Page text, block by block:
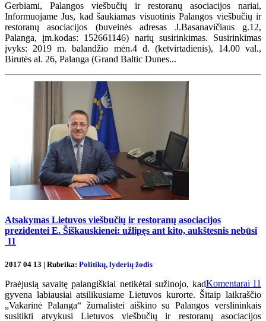
Gerbiami, Palangos viešbučių ir restoranų asociacijos nariai,
Informuojame Jus, kad šaukiamas visuotinis Palangos viešbučių ir
restoranų asociacijos (buveinės adresas J.Basanavičiaus g.12,
Palanga, įm.kodas: 152661146) narių susirinkimas. Susirinkimas
įvyks: 2019 m. balandžio mėn.4 d. (ketvirtadienis), 14.00 val.,
Birutės al. 26, Palanga (Grand Baltic Dunes...
Atsakymas Lietuvos viešbučių ir restoranų asociacijos
prezidentei E. Šiškauskienei: užlipęs ant kito, aukštesnis nebūsi
11
2017 04 13 | Rubrika: Politikų, lyderių žodis
Komentarai 11
Praėjusią savaitę palangiškiai netikėtai sužinojo, kad
gyvena labiausiai atsilikusiame Lietuvos kurorte. Šitaip laikraščio
„Vakarinė Palanga“ žurnalistei aiškino su Palangos verslininkais
susitikti atvykusi Lietuvos viešbučių ir restoranų asociacijos